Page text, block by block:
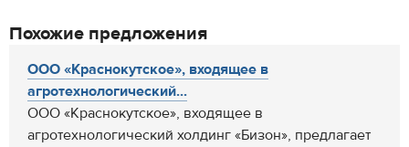
Похожие предложения
ООО «Краснокутское», входящее в
агротехнологический...
ООО «Краснокутское», входящее в
агротехнологический холдинг «Бизон», предлагает